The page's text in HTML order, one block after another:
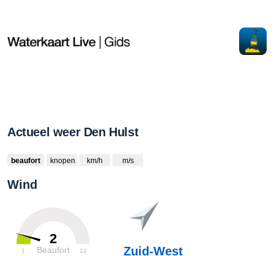
Actueel weer Den Hulst
beaufort knopen km/h m/s
Wind
2
Beaufort
1 12 Zuid-West